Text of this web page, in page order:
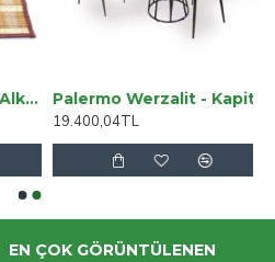
4lü Amerikan Servisi Alk2169
Palermo Werzalit - Kapitoneli Mutfak Masa Takımı Q80 - Beyaz
19.400,04TL
EN ÇOK GÖRÜNTÜLENEN